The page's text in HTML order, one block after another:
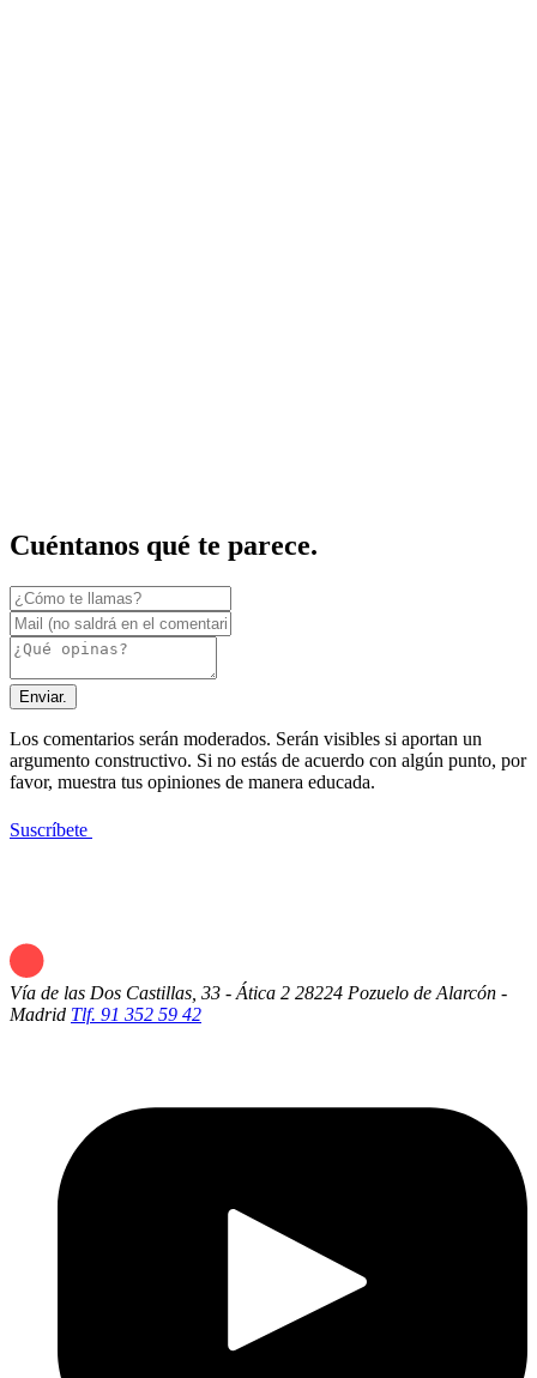
Cuéntanos qué te parece.
Enviar.
Los comentarios serán moderados. Serán visibles si aportan un
argumento constructivo. Si no estás de acuerdo con algún punto, por
favor, muestra tus opiniones de manera educada.
Suscríbete
Vía de las Dos Castillas, 33 - Ática 2 28224 Pozuelo de Alarcón -
Madrid Tlf. 91 352 59 42